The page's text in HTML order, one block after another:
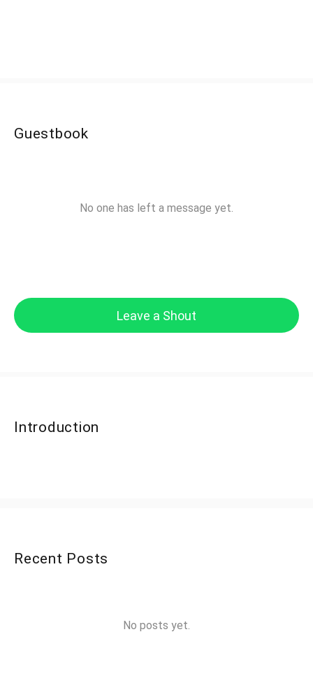
Guestbook
No one has left a message yet.
Leave a Shout
Introduction
Recent Posts
No posts yet.